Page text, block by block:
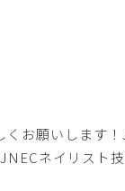
くお願いします！
ネイリスト